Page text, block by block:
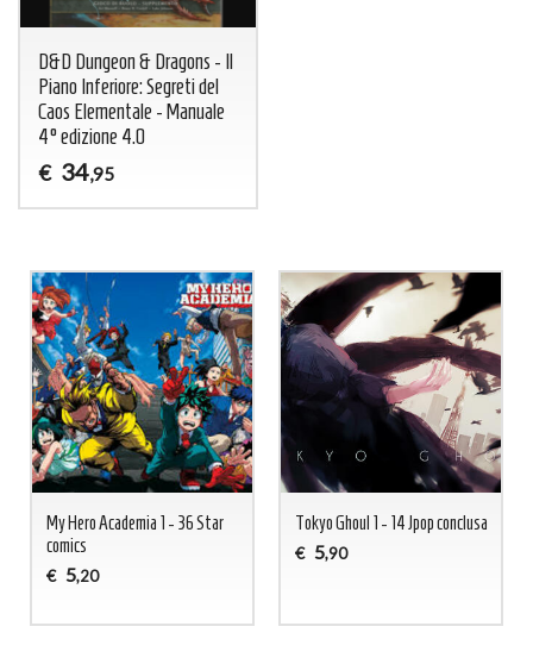
D&D Dungeon & Dragons - Il
Piano Inferiore: Segreti del
Caos Elementale - Manuale
4° edizione 4.0
€ 34,95
My Hero Academia 1 - 36 Star
comics
€ 5,20
Tokyo Ghoul 1 - 14 Jpop conclusa
€ 5,90